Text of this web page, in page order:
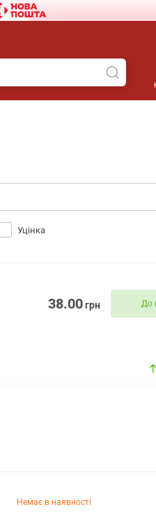
Уцінка
38.00грн До
Немає в наявності